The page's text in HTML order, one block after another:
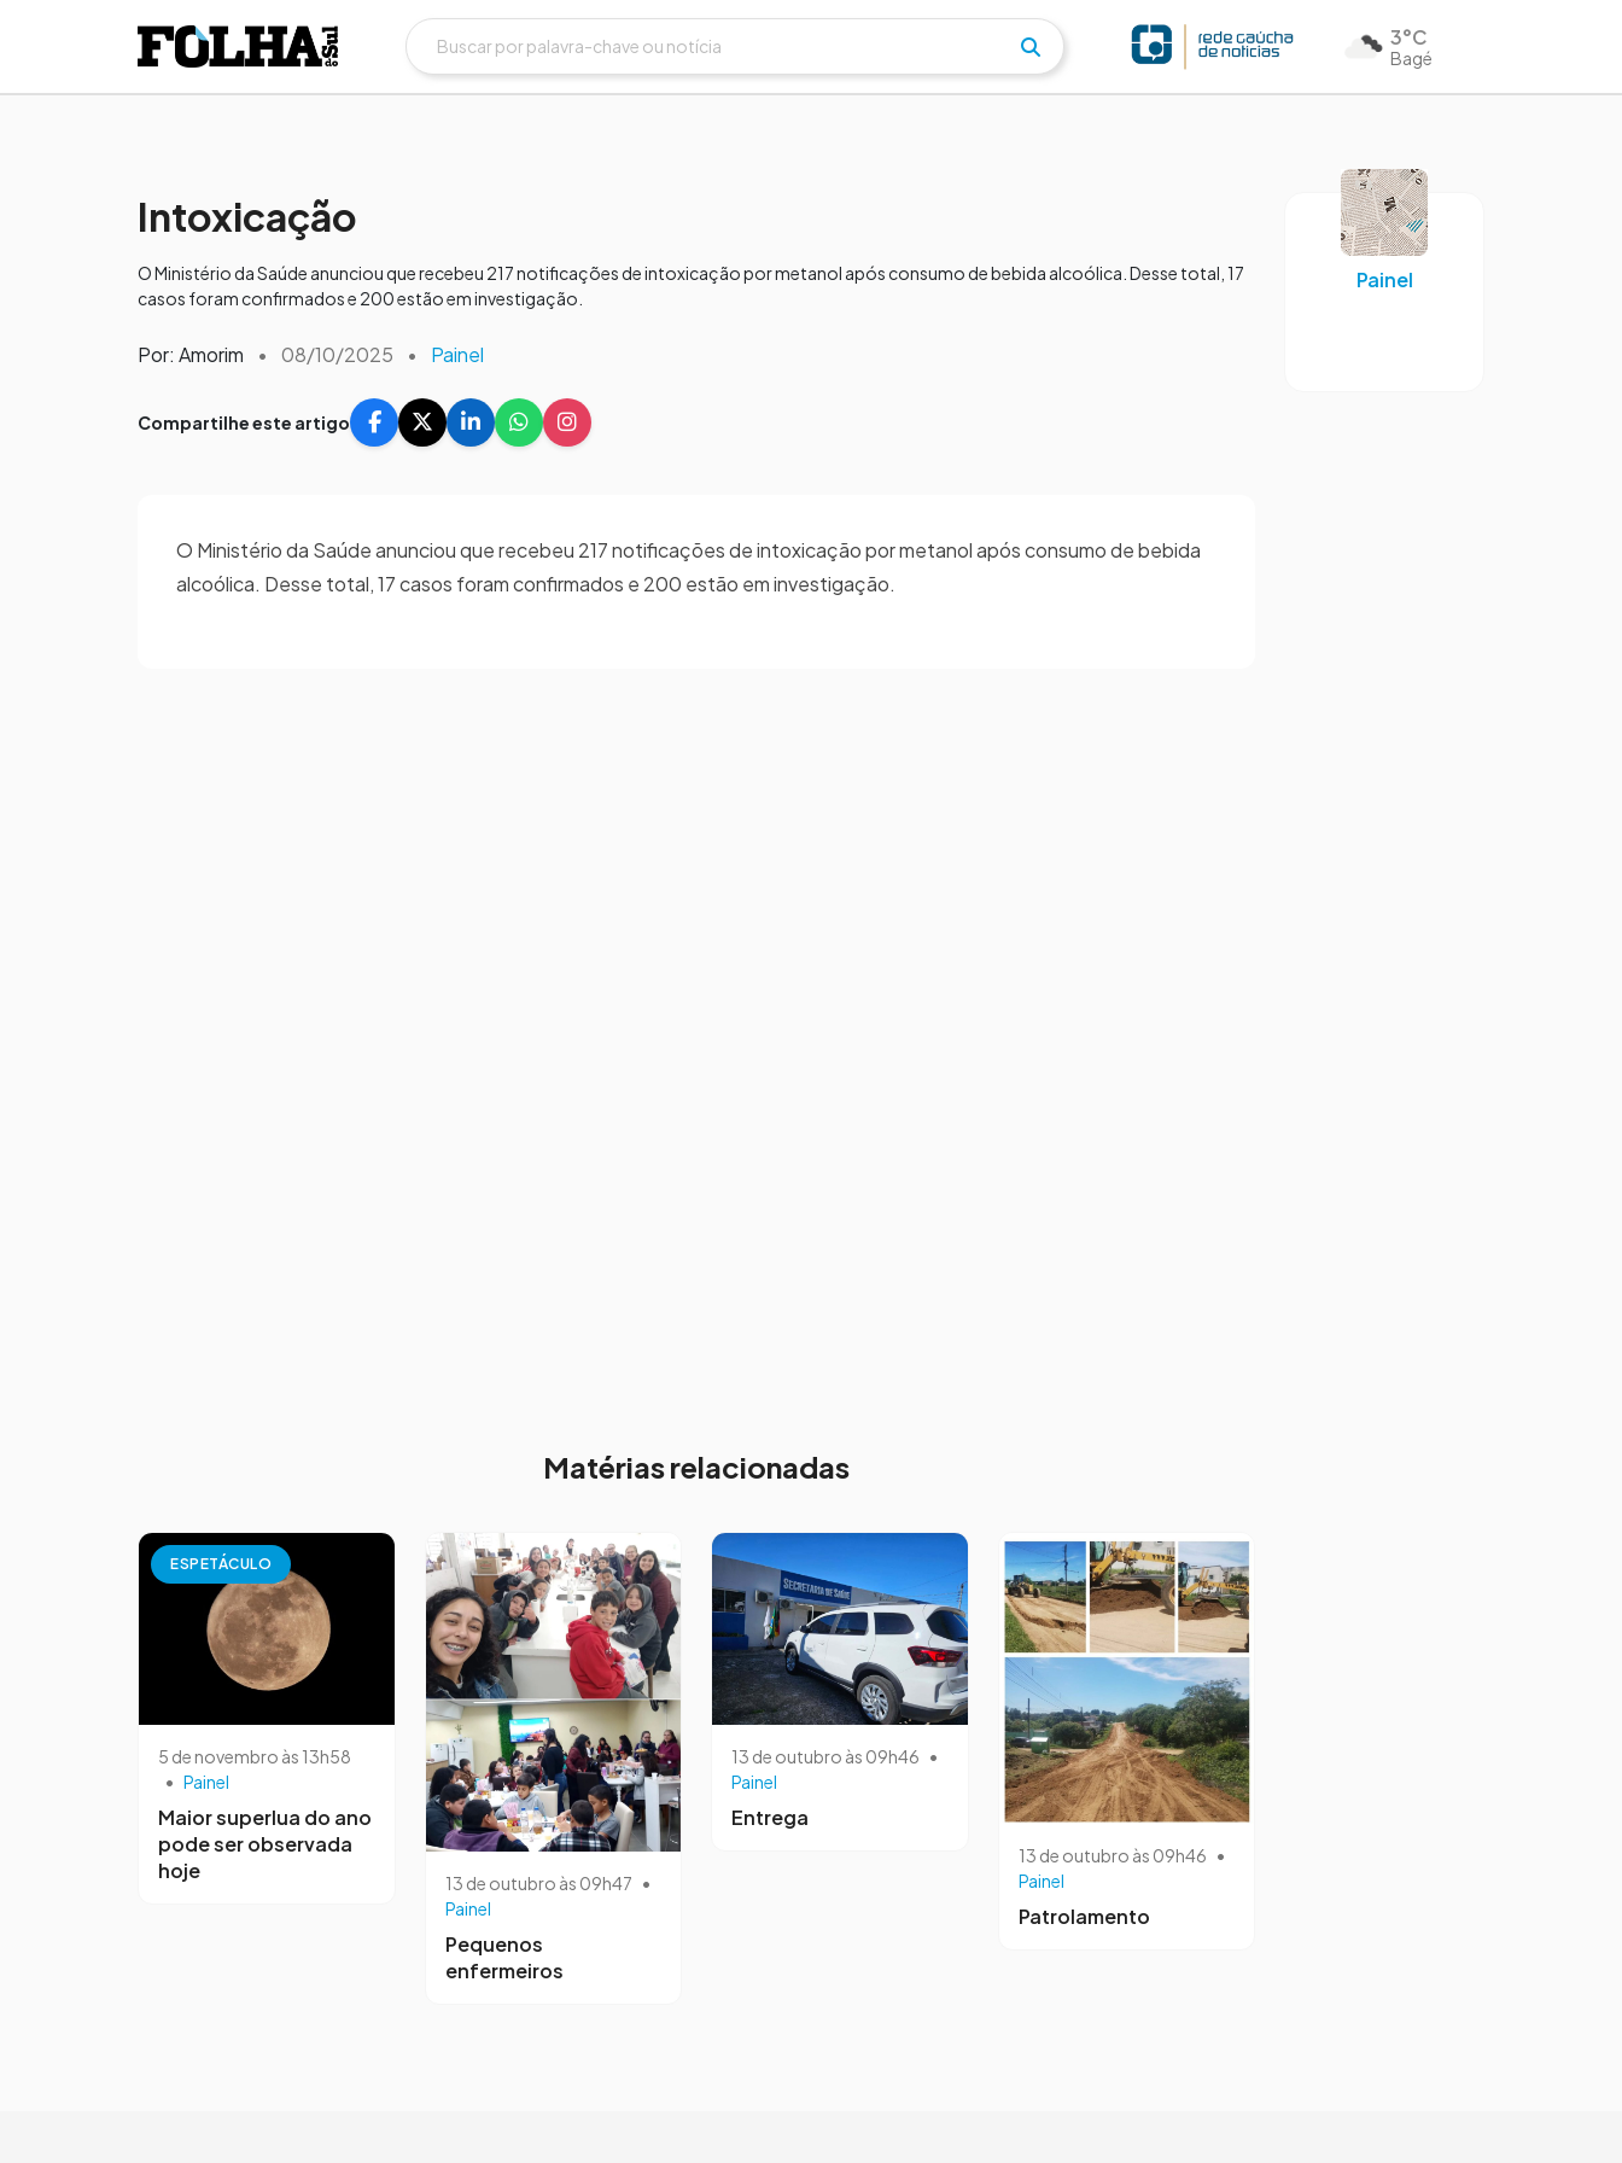
3°C
Bagé
Intoxicação
O Ministério da Saúde anunciou que recebeu 217 notificações de intoxicação por metanol após consumo de bebida alcoólica. Desse total, 17
casos foram confirmados e 200 estão em investigação.
Por: Amorim • 08/10/2025 • Painel
Compartilhe este artigo
O Ministério da Saúde anunciou que recebeu 217 notificações de intoxicação por metanol após consumo de bebida
alcoólica. Desse total, 17 casos foram confirmados e 200 estão em investigação.
Matérias relacionadas
ESPETÁCULO
5 de novembro às 13h58
• Painel
Maior superlua do ano
pode ser observada
hoje
13 de outubro às 09h47 •
Painel
Pequenos
enfermeiros
13 de outubro às 09h46 •
Painel
Entrega
13 de outubro às 09h46 •
Painel
Patrolamento
Painel